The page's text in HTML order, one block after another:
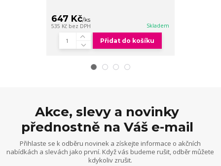
647 Kč/ks
535 Kč bez DPH Skladem
Přidat do košíku
Akce, slevy a novinky
přednostně na Váš e-mail
Přihlaste se k odběru novinek a získejte informace o akčních
nabídkách a slevách jako první. Když vás budeme rušit, odběr můžete
kdykoliv zrušit.